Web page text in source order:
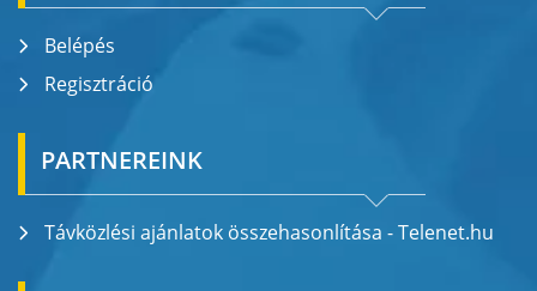
Belépés
Regisztráció
PARTNEREINK
Távközlési ajánlatok összehasonlítása - Telenet.hu